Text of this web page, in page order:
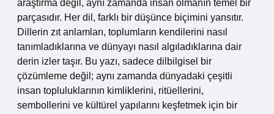
araştırma değil, aynı zamanda insan olmanın temel bir
parçasıdır. Her dil, farklı bir düşünce biçimini yansıtır.
Dillerin zıt anlamları, toplumların kendilerini nasıl
tanımladıklarına ve dünyayı nasıl algıladıklarına dair
derin izler taşır. Bu yazı, sadece dilbilgisel bir
çözümleme değil; aynı zamanda dünyadaki çeşitli
insan topluluklarının kimliklerini, ritüellerini,
sembollerini ve kültürel yapılarını keşfetmek için bir